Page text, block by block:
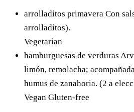
arrolladitos primavera Con
arrolladitos).
Vegetarian
hamburguesas de verduras
limón, remolacha;
humus de zanahoria. (2 a
Vegan Gluten-free